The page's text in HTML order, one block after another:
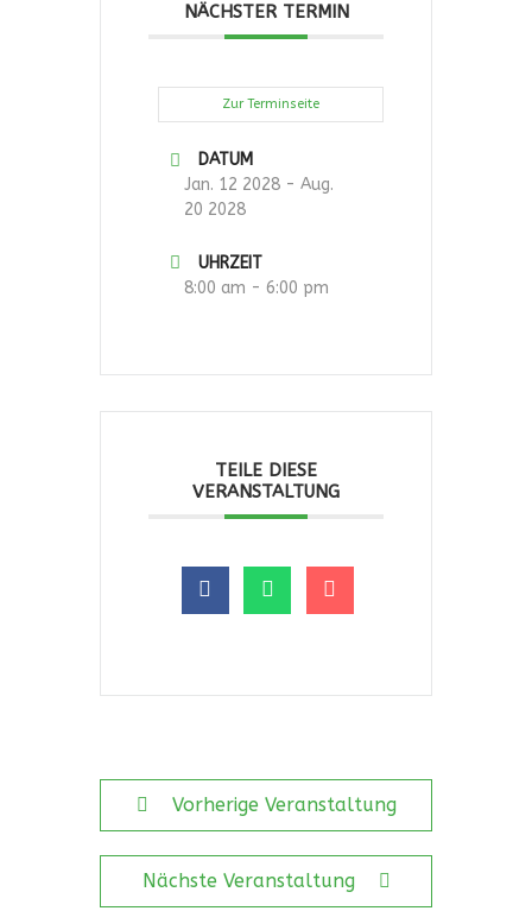
NÄCHSTER TERMIN
Zur Terminseite
DATUM
Jan. 12 2028 - Aug.
20 2028
UHRZEIT
8:00 am - 6:00 pm
TEILE DIESE
VERANSTALTUNG
Vorherige Veranstaltung
Nächste Veranstaltung